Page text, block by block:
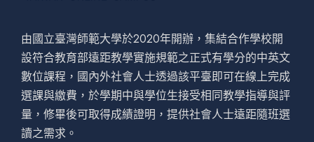
由國立臺灣師範大學於2020年開辦，集結合作學校開
設符合教育部遠距教學實施規範之正式有學分的中英文
數位課程，國內外社會人士透過該平臺即可在線上完成
選課與繳費，於學期中與學位生接受相同教學指導與評
量，修畢後可取得成績證明，提供社會人士遠距隨班選
讀之需求。